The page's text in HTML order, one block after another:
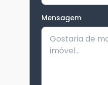
Mensagem